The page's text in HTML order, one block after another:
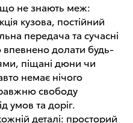
що не знають меж:
кузова, постійний
передача та сучасні
долати будь-
піщані дюни чи
немає нічого
свободу
умов та доріг.
деталі: просторий